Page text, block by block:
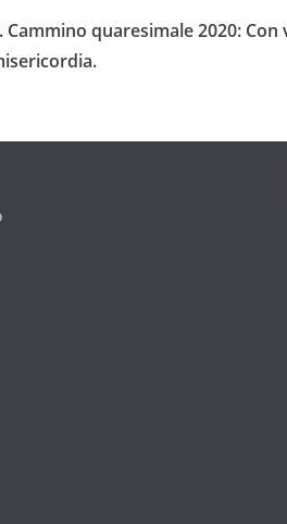
Cammino quaresimale 2020: Con